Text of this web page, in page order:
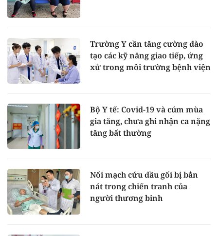
Trường Y cần tăng cường đào
tạo các kỹ năng giao tiếp, ứng
xử trong môi trường bệnh viện
Bộ Y tế: Covid-19 và cúm mùa
gia tăng, chưa ghi nhận ca nặng
tăng bất thường
Nối mạch cứu đầu gối bị bắn
nát trong chiến tranh của
người thương binh